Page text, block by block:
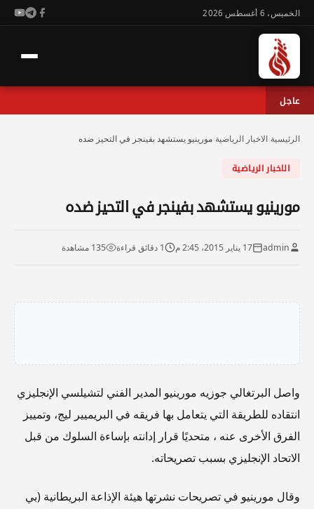
الخميس، 6 أغسطس 2026
عاجل
الرئيسية الاخبار الرياضية مورينيو يستشهد بفينجر في التحيز ضده
الاخبار الرياضية
مورينيو يستشهد بفينجر في التحيز ضده
admin 17 يناير 2015، 2:45 م 1 دقائق قراءة 135 مشاهدة
واصل البرتغالي جوزيه مورينيو المدير الفني لتشيلسي الإنجليزي
انتقاده للطريقة التي يتعامل بها فريقه في البريميير ليج، وتمييز
الفرق الأخرى عنه ، متحديًا قرار إدانته بإساءة السلوك من قبل
الاتحاد الإنجليزي بسبب تصريحاته.
وقال مورينيو في تصريحات نشرتها هيئة الإذاعة البريطانية (بي